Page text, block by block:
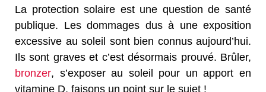
La protection solaire est une question de santé
publique. Les dommages dus à une exposition
excessive au soleil sont bien connus aujourd’hui.
Ils sont graves et c’est désormais prouvé. Brûler,
bronzer, s’exposer au soleil pour un apport en
vitamine D, faisons un point sur le sujet !